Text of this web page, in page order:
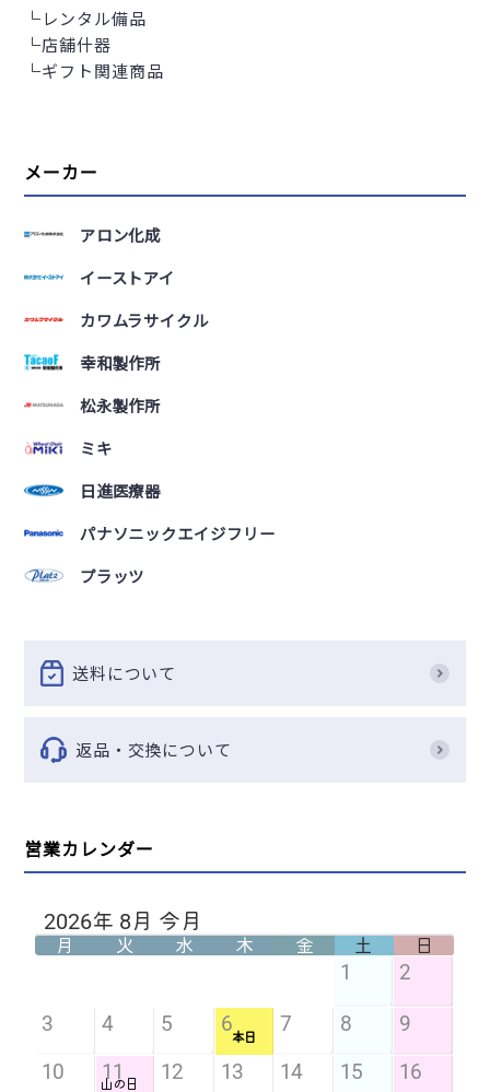
└レンタル備品
└店舗什器
└ギフト関連商品
メーカー
アロン化成
イーストアイ
カワムラサイクル
幸和製作所
松永製作所
ミキ
日進医療器
パナソニックエイジフリー
プラッツ
送料について
返品・交換について
営業カレンダー